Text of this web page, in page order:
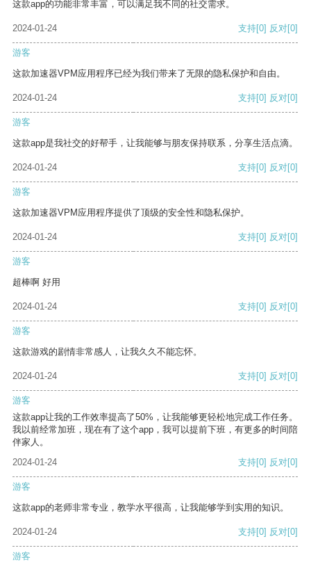
这款app的功能非常丰富，可以满足我不同的社交需求。
2024-01-24 支持[0] 反对[0]
游客
这款加速器VPM应用程序已经为我们带来了无限的隐私保护和自由。
2024-01-24 支持[0] 反对[0]
游客
这款app是我社交的好帮手，让我能够与朋友保持联系，分享生活点滴。
2024-01-24 支持[0] 反对[0]
游客
这款加速器VPM应用程序提供了顶级的安全性和隐私保护。
2024-01-24 支持[0] 反对[0]
游客
超棒啊 好用
2024-01-24 支持[0] 反对[0]
游客
这款游戏的剧情非常感人，让我久久不能忘怀。
2024-01-24 支持[0] 反对[0]
游客
这款app让我的工作效率提高了50%，让我能够更轻松地完成工作任务。
我以前经常加班，现在有了这个app，我可以提前下班，有更多的时间陪
伴家人。
2024-01-24
支持[0] 反对[0]
游客
这款app的老师非常专业，教学水平很高，让我能够学到实用的知识。
2024-01-24 支持[0] 反对[0]
游客